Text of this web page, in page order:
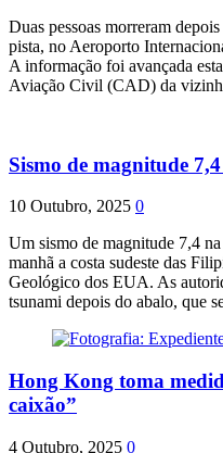
Duas pessoas morreram
pista, no Aeroporto
A informação foi avançada
Aviação Civil (CAD) da
Sismo de magnitude
10 Outubro, 2025 0
Um sismo de magnitude 7,4
manhã a costa sudeste das
Geológico dos EUA. As
tsunami depois do abalo, que
Hong Kong toma
caixão”
4 Outubro, 2025 0